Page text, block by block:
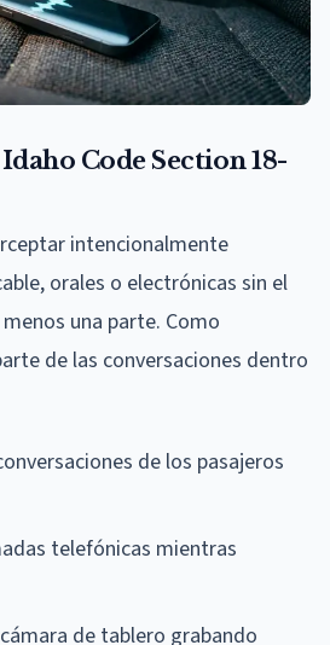
Code Section 18-
intencionalmente
orales o electrónicas sin el
una parte. Como
de las conversaciones dentro
de los pasajeros
telefónicas mientras
de tablero grabando